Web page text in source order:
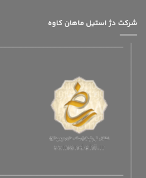
شرکت دژ استیل ماهان کاوه